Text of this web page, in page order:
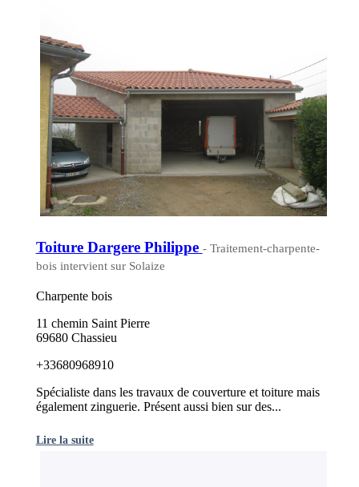
Toiture Dargere Philippe - Traitement-charpente-
bois intervient sur Solaize
Charpente bois
11 chemin Saint Pierre
69680 Chassieu
+33680968910
Spécialiste dans les travaux de couverture et toiture mais
également zinguerie. Présent aussi bien sur des...
Lire la suite